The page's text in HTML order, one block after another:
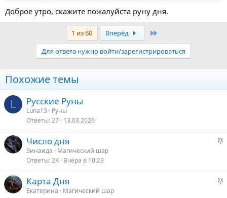
Доброе утро, скажите пожалуйста руну дня.
1 из 60 Вперёд
Для ответа нужно войти/зарегистрироваться
Похожие темы
L Русские Руны
Luna13
Руны
Ответы 27 13.03.2026
З
р
е
Число дня
Зинаида
Магический шар
Ответы 2K Вчера в 10:23
З
Карта Дня
Екатерина
Магический шар